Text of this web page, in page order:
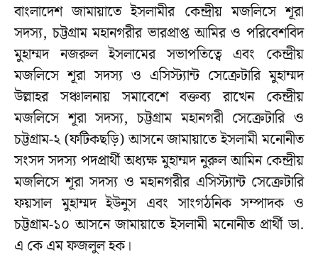
বাংলাদেশ জামায়াতে ইসলামীর কেন্দ্রীয় মজলিসে শূরা
সদস্য, চট্টগ্রাম মহানগরীর ভারপ্রাপ্ত আমির ও পরিবেশবিদ
মুহাম্মদ নজরুল ইসলামের সভাপতিত্বে এবং কেন্দ্রীয়
মজলিসে শূরা সদস্য ও এসিস্ট্যান্ট সেক্রেটারি মুহাম্মদ
উল্লাহর সঞ্চালনায় সমাবেশে বক্তব্য রাখেন কেন্দ্রীয়
মজলিসে শূরা সদস্য, চট্টগ্রাম মহানগরী সেক্রেটারি ও
চট্টগ্রাম-২ (ফটিকছড়ি) আসনে জামায়াতে ইসলামী মনোনীত
সংসদ সদস্য পদপ্রার্থী অধ্যক্ষ মুহাম্মদ নুরুল আমিন কেন্দ্রীয়
মজলিসে শূরা সদস্য ও মহানগরীর এসিস্ট্যান্ট সেক্রেটারি
ফয়সাল মুহাম্মদ ইউনুস এবং সাংগঠনিক সম্পাদক ও
চট্টগ্রাম-১০ আসনে জামায়াতে ইসলামী মনোনীত প্রার্থী ডা.
এ কে এম ফজলুল হক।